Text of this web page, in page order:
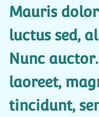
Mauris
luctus sed,
Nunc
laoreet,
tincidunt,